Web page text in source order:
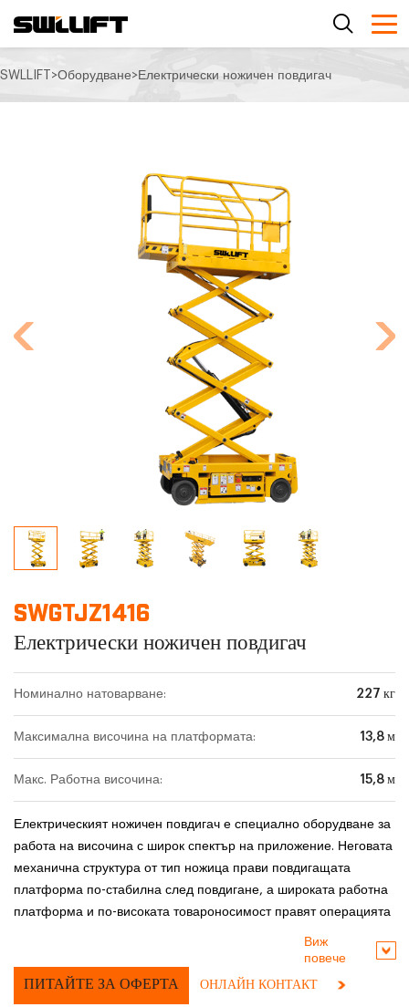
SWLLIFT>Оборудване>Електрически ножичен повдигач
SWGTJZ1416
Електрически ножичен повдигач
Номинално натоварване: 227 кг
Максимална височина на платформата: 13,8 м
Макс. Работна височина: 15,8 м
Електрическият ножичен повдигач е специално оборудване за
работа на височина с широк спектър на приложение. Неговата
механична структура от тип ножица прави повдигащата
платформа по-стабилна след повдигане, а широката работна
платформа и по-високата товароносимост правят операцията
работа на няколко души едновременно. Това прави работата
на височина по-ефективна и по-безопасна.
Виж
повече
ПИТАЙТЕ ЗА ОФЕРТА ОНЛАЙН КОНТАКТ